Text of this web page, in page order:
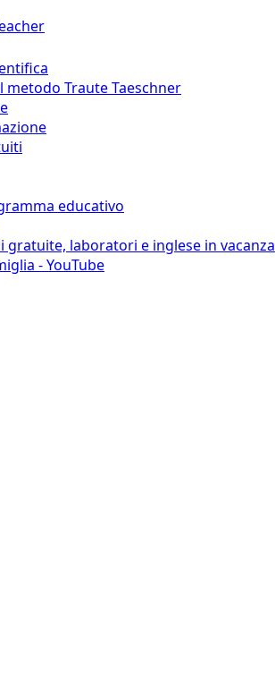
metodo Traute Taeschner
educativo
gratuite, laboratori e inglese in vacanza
- YouTube